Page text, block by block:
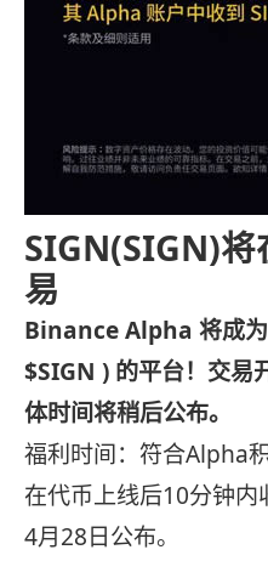
SIGN(SIGN)
易
Binance Alpha 将成
$SIGN ) 的平台！交易
体时间将稍后公布。
福利时间：符合Alpha
在代币上线后10分钟
4月28日公布。